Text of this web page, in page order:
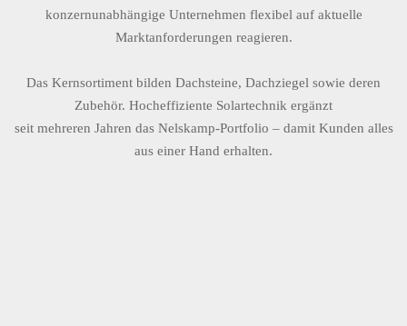
konzernunabhängige Unternehmen flexibel auf aktuelle
Marktanforderungen reagieren.
Das Kernsortiment bilden Dachsteine, Dachziegel sowie deren
Zubehör. Hocheffiziente Solartechnik ergänzt
seit mehreren Jahren das Nelskamp-Portfolio – damit Kunden alles
aus einer Hand erhalten.